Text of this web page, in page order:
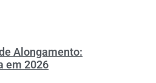
Alongamento:
em 2026